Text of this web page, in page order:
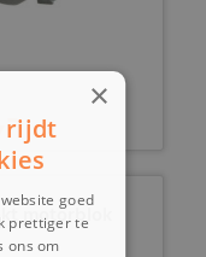
motorblok
×
rijdt
goed
prettiger te
ons om